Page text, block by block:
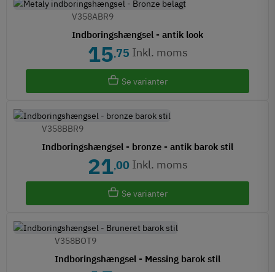
Indboringshængsel - antik look
V358ABR9
15,75 Inkl. moms
Se varianter
Indboringshængsel - bronze - antik barok stil
V358BBR9
21,00 Inkl. moms
Se varianter
Indboringshængsel - Messing barok stil
V358BOT9